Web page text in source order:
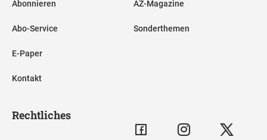
Abonnieren
Abo-Service
E-Paper
Kontakt
AZ-Magazine
Sonderthemen
Rechtliches